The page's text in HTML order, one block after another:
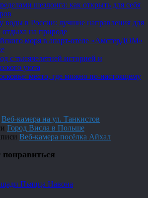
шезлонга: как открыть для себя
воды в России: лучшие направления для
отдыха на природе
моря в апарт-отеле «АмстерДОМ»
с тысячелетней историей и
уюта
место, где можно по-настоящему
Веб-камера на ул. Танкистов
Город Висла в Польше
Веб-камера посёлка Айхал
Пьяцца Навона